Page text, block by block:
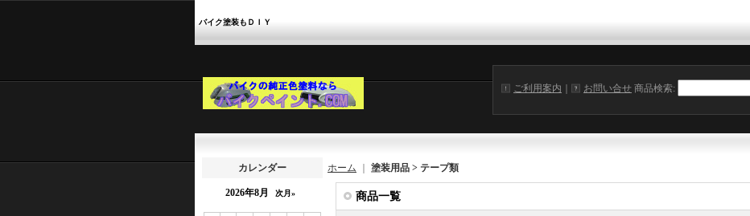
バイク塗装もＤＩＹ
ご利用案内 お問い合せ 商品検索:
カレンダー
2026年8月 次月»
ホーム 塗装用品 > テープ類
商品一覧